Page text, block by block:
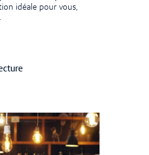
idéale pour vous,